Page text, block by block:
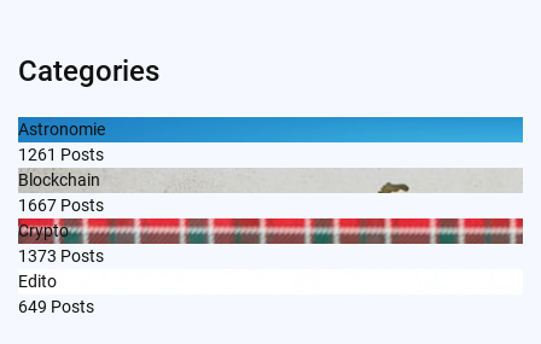
Categories
Astronomie
1261 Posts
Blockchain
1667 Posts
Crypto
1373 Posts
Edito
649 Posts